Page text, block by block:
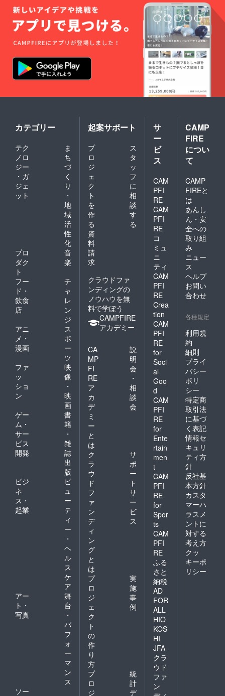
材料：
コー
ヒー豆
(エチオ
ピア) 内
容量：
10ｇ 精
製方
チュラ
ル 賞味
期限
方法：
高温多
湿を避
けて、
涼しい
に保管
してく
ださい
「生豆
生産国
はお届
け商品
のラベ
ルに表
記され
ます。
商品開
封前に
は必ず
お届け
のリ
に貼付
された
ラベル
や注意
書きを
ご確認
くださ
い。」
カテゴリー
テク
ノロ
ジー
・ガ
ジェ
ット
ま
ち
づ
く
り
・
地
域
活
性
化
プロ
ダク
ト
音
楽
フー
ド・
飲食
店
チ
ャ
レ
ン
ジ
アニ
メ・
漫画
ス
ポ
ー
ツ
ファ
ッ
ショ
ン
映
像
・
映
画
ゲー
ム・
サー
ビス
開発
書
籍
・
雑
誌
出
版
ビジ
ネ
ス・
起業
ビ
ュ
ー
テ
ィ
ー
・
ヘ
ル
ス
ケ
ア
アー
ト・
写真
舞
台
・
パ
フ
ォ
ー
マ
ン
ス
ソー
起案サポート
プ
ロ
ジ
ェ
ク
ト
を
作
る
ス
タ
ッ
フ
に
相
談
す
る
資
料
請
求
クラウドファ
ンディングの
ノウハウを無
料で学ぼう
CAMPFIRE
アカデミー
CA
MP
FI
RE
ア
カ
デ
ミ
ー
と
は
説
明
会
・
相
談
会
ク
ラ
ウ
ド
フ
ァ
ン
デ
ィ
ン
グ
と
は
サ
ポ
ー
ト
サ
ー
ビ
ス
プ
ロ
ジ
ェ
ク
ト
の
作
り
方
実
施
事
例
プ
ロ
ジ
統
計
デ
サ
ー
ビ
ス
CAM
PFI
RE
CAM
PFI
RE
コ
ミュ
ニ
ティ
CAM
PFI
RE
Crea
tion
CAM
PFI
RE
for
Soci
al
Goo
d
CAM
PFI
RE
for
Ente
rtain
men
t
CAM
PFI
RE
for
Spor
ts
CAM
PFI
RE
ふる
さと
納税
AD
FOR
ALL
HIO
KOS
HI
JFA
クラ
ウド
ファ
ン
CAMP
FIRE
につい
て
CAMP
FIREと
は
あんし
ん・安
全への
取り組
み
ニュー
ス
ヘルプ
お問い
合わせ
各種規定
利用規
約
細則
プライ
バシー
ポリ
シー
特定商
取引法
に基づ
く表記
情報セ
キュリ
ティ方
針
反社基
本方針
カスタ
マーハ
ラスメ
ントに
対する
考え方
クッ
キーポ
リシー